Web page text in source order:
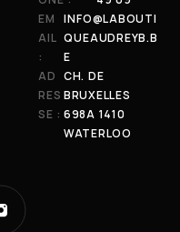
EM
AIL
:
INFO@LABOUTI
QUEAUDREYB.B
E
AD
RES
SE :
CH. DE
BRUXELLES
698A 1410
WATERLOO